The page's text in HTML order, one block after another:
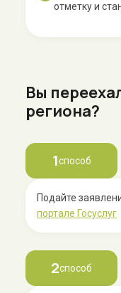
отметку и
Вы
региона?
1способ
Подайте
портале Госуслуг
2способ